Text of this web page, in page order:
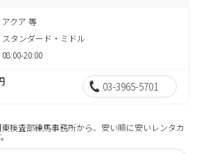
アクア 等
スタンダード・ミドル
08:00-20:00
03-3965-5701
検査部練馬事務所から、安い順に安いレンタカ